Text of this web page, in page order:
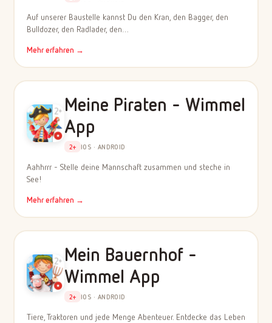
Auf unserer Baustelle kannst Du den Kran, den Bagger, den
Bulldozer, den Radlader, den…
Mehr erfahren →
Meine Piraten - Wimmel
App
2+ IOS · ANDROID
Aahhrrr - Stelle deine Mannschaft zusammen und steche in
See!
Mehr erfahren →
Mein Bauernhof -
Wimmel App
2+ IOS · ANDROID
Tiere, Traktoren und jede Menge Abenteuer. Entdecke das Leben